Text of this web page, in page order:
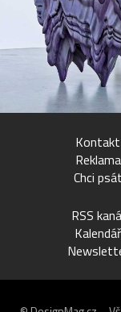
Kontakt
Reklama
Chci psát
RSS
Kalendář